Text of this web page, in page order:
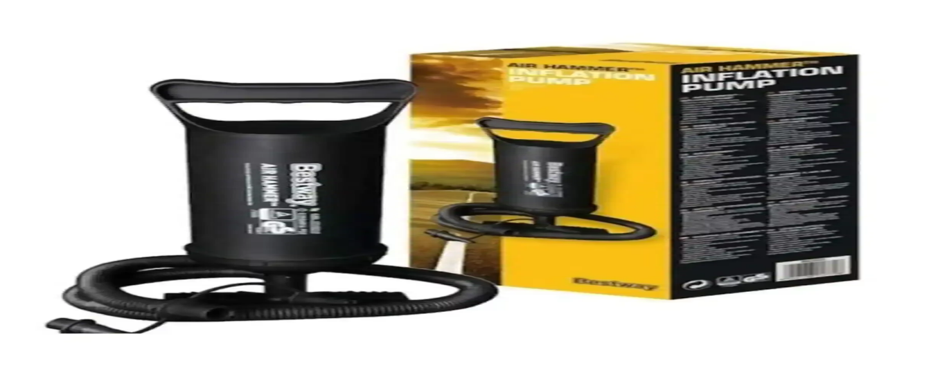
Mur-Cell J44b-01 çift piston ayak pompası, yüksek performans ve dayanıklılık sunar, kolay taşınabilir ve hızlı şişirme sağlar, çeşitli araç ve nesneler için ideal bir hava pompasıdır.
Bestway 62002 Çift Yönlü Şişme Havuz ve Yatak Pompası İncelemesi ve Kullanım Rehberi
Bestway 62002 çift yönlü şişme havuz ve yatak pompası, hızlı ve etkili hava akımı sağlayan tasarımıyla kullanışlıdır. Çok yönlü uç ve adaptörleri sayesinde çeşitli şişme ürünleriyle uyum sağlar, hafif ve
Bestway Jy-019 Elektrikli Şişirme Pompası: Hızlı ve Pratik Havuz ile Yatak Şişirme Çözümü
Bestway Jy-019 elektrikli şişirme pompası, yüksek performanslı, hafif ve dayanıklı tasarımıyla havuz ve yatak şişirmede kolaylık sağlar, zaman kazandırır ve çok amaçlı kullanıma uygundur.
Bestway Şişme Yatak ve Havuz Pompası: Hızlı ve Pratik Şişirme Çözümü
Bestway şişme yatak ve havuz pompası, yüksek performanslı, kullanımı kolay ve çok yönlü adaptörleriyle pratik şişirme sağlar, zaman tasarrufu ve konfor sunar.
Bestway Bot El Pompası 36 Cm 62003 Hızlı ve Çok Fonksiyonlu Şişirme Çözümü
Bestway bot el pompası 36 cm, şık tasarımı ve yüksek performansı ile şişme yatak ve havuzlar için ideal pratik çözümdür.
Intex Vardem Ap635 Quickfill USB Girişli Hava Pompası İncelemesi ve Kullanım Avantajları
Intex Vardem Ap635 Quickfill, USB girişli, hafif ve taşınabilir hava pompası, şişirme ve boşaltma işlemlerinde hızlı ve pratik kullanım sunar, dış mekan ve ev kullanımı için idealdir.